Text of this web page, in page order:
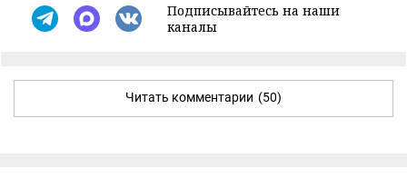
Подписывайтесь на наши
каналы
Читать комментарии (50)